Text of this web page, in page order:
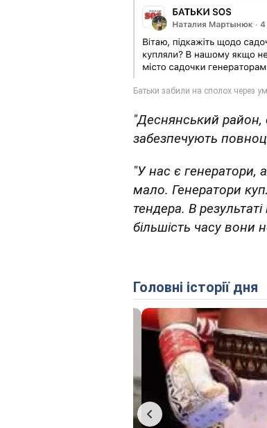
"Деснянський район,
забезпечують
"У нас є генератори,
мало. Генератори
тендера. В
більшість часу вони
Головні історії дня